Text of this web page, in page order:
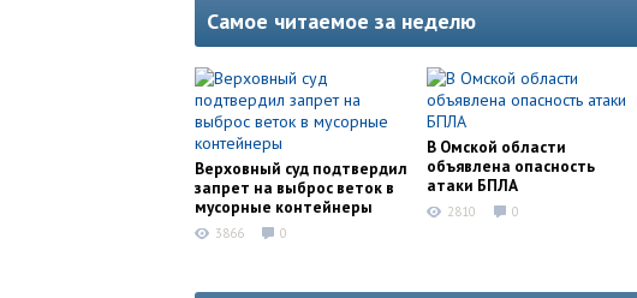
Самое читаемое за неделю
Верховный суд подтвердил
запрет на выброс веток в
мусорные контейнеры
3866 0
В Омской области
объявлена опасность
атаки БПЛА
2810 0